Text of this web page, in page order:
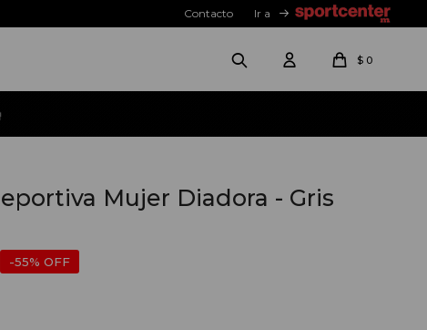
$ 0
Contacto Ir a
Mujer Diadora - Gris
55